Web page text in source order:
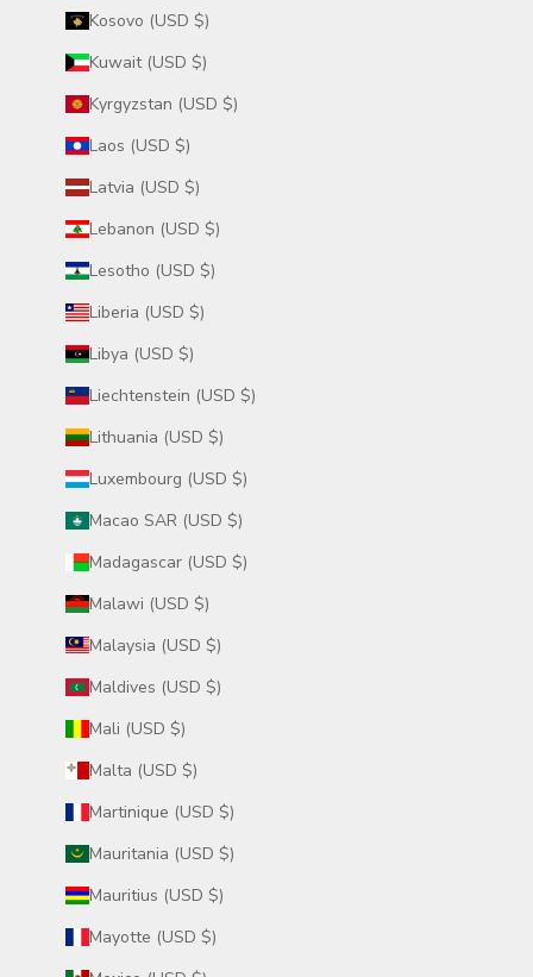
Kosovo (USD $)
Kuwait (USD $)
Kyrgyzstan (USD $)
Laos (USD $)
Latvia (USD $)
Lebanon (USD $)
Lesotho (USD $)
Liberia (USD $)
Libya (USD $)
Liechtenstein (USD $)
Lithuania (USD $)
Luxembourg (USD $)
Macao SAR (USD $)
Madagascar (USD $)
Malawi (USD $)
Malaysia (USD $)
Maldives (USD $)
Mali (USD $)
Malta (USD $)
Martinique (USD $)
Mauritania (USD $)
Mauritius (USD $)
Mayotte (USD $)